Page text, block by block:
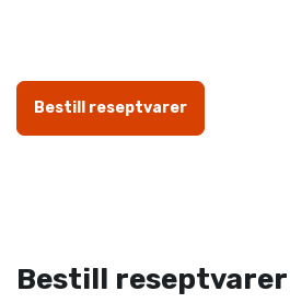
Bestill reseptvarer
Bestill reseptvarer